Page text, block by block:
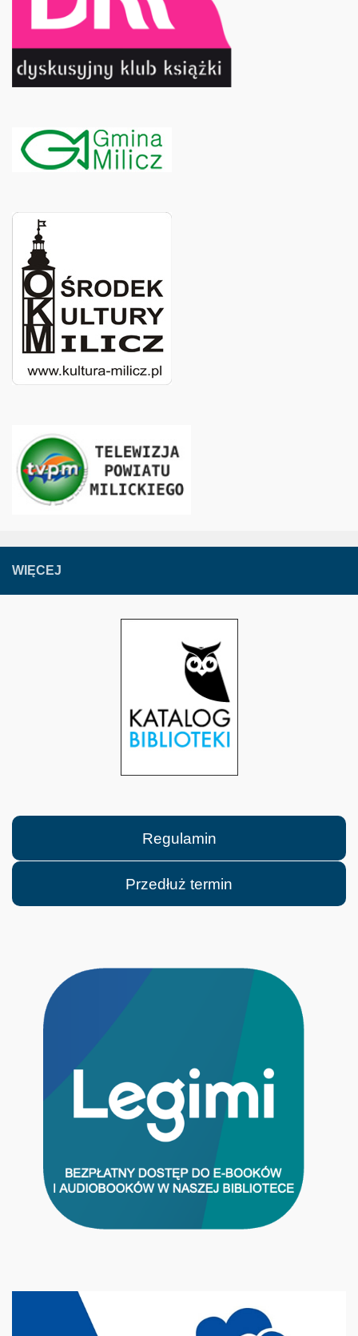
WIĘCEJ
Regulamin
Przedłuż termin